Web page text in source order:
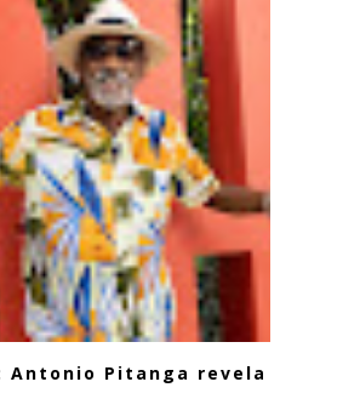
Antonio Pitanga revela